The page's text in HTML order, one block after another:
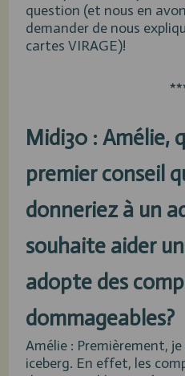
question (et nous en
demander de nous
cartes VIRAGE)!
Midi30 : Amélie,
premier conseil
donneriez à un
souhaite aider
adopte des
dommageables?
Amélie : Premièrement,
iceberg. En effet, les